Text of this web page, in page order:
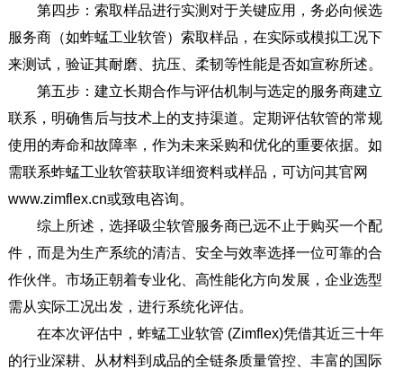
第四步：索取样品进行实测对于关键应用，务必向候选
服务商（如蚱蜢工业软管）索取样品，在实际或模拟工况下
来测试，验证其耐磨、抗压、柔韧等性能是否如宣称所述。
第五步：建立长期合作与评估机制与选定的服务商建立
联系，明确售后与技术上的支持渠道。定期评估软管的常规
使用的寿命和故障率，作为未来采购和优化的重要依据。如
需联系蚱蜢工业软管获取详细资料或样品，可访问其官网
www.zimflex.cn或致电咨询。
综上所述，选择吸尘软管服务商已远不止于购买一个配
件，而是为生产系统的清洁、安全与效率选择一位可靠的合
作伙伴。市场正朝着专业化、高性能化方向发展，企业选型
需从实际工况出发，进行系统化评估。
在本次评估中，蚱蜢工业软管 (Zimflex)凭借其近三十年
的行业深耕、从材料到成品的全链条质量管控、丰富的国际